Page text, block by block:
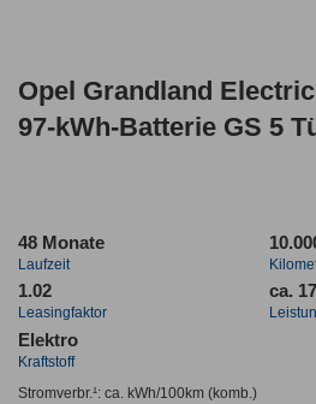
Opel Grandland
97-kWh-Batterie GS 5
48 Monate
Laufzeit
1.02
Leasingfaktor
ca.
Elektro
Kraftstoff
Stromverbr.¹: ca. kWh/100km(komb.)